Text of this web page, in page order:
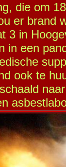
die om
er brand
3 in
in een
ook te